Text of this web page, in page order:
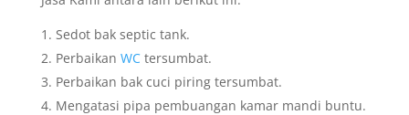
Sedot bak septic tank.
Perbaikan WCtersumbat.
Perbaikan bak cuci piring tersumbat.
Mengatasi pipa pembuangan kamar mandi buntu.